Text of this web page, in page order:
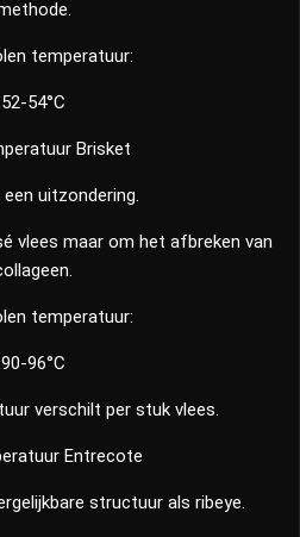
temperatuur:
52-54°C
Brisket
uitzondering.
vlees maar om het afbreken van
temperatuur:
90-96°C
verschilt per stuk vlees.
Entrecote
structuur als ribeye.